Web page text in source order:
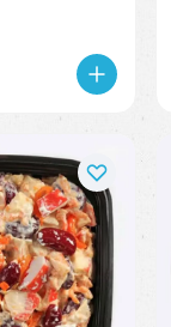
В